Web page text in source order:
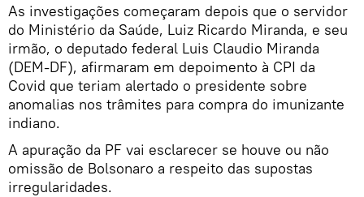
As investigações começaram depois que o servidor
do Ministério da Saúde, Luiz Ricardo Miranda, e seu
irmão, o deputado federal Luis Claudio Miranda
(DEM-DF), afirmaram em depoimento à CPI da
Covid que teriam alertado o presidente sobre
anomalias nos trâmites para compra do imunizante
indiano.
A apuração da PF vai esclarecer se houve ou não
omissão de Bolsonaro a respeito das supostas
irregularidades.